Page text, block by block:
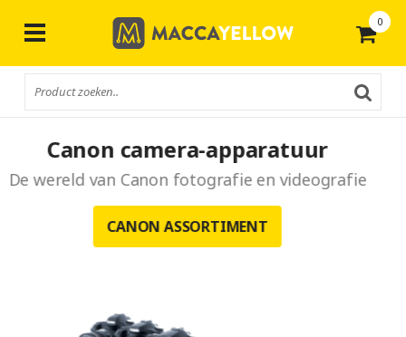
0
Trees for All
De wereld heeft meer bomen nodig
DOE MEE